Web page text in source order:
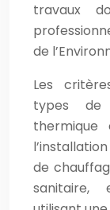
travaux
de
Les
types de
thermique
de
sanitaire,